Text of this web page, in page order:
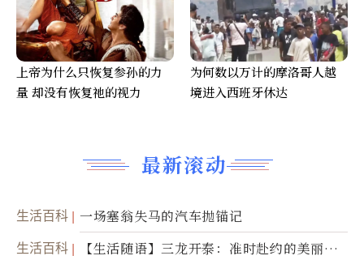
最新滚动
生活百科 一场塞翁失马的汽车抛锚记
生活百科
【生活随语】三龙开泰：准时赴约的美丽震
上帝为什么只恢复参孙的力
量 却没有恢复祂的视力
为何数以万计的摩洛哥人越
境进入西班牙休达